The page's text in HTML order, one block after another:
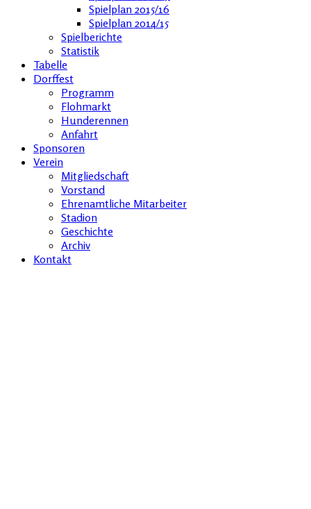
Spielplan 2015/16
Spielplan 2014/15
Spielberichte
Statistik
Tabelle
Dorffest
Programm
Flohmarkt
Hunderennen
Anfahrt
Sponsoren
Verein
Mitgliedschaft
Vorstand
Ehrenamtliche Mitarbeiter
Stadion
Geschichte
Archiv
Kontakt